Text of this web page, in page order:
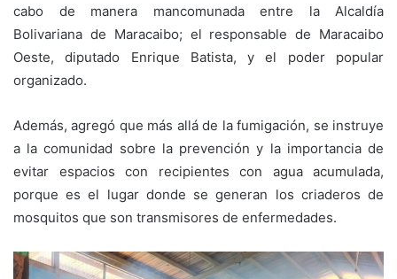
cabo de manera mancomunada entre la Alcaldía
Bolivariana de Maracaibo; el responsable de Maracaibo
Oeste, diputado Enrique Batista, y el poder popular
organizado.
Además, agregó que más allá de la fumigación, se instruye
a la comunidad sobre la prevención y la importancia de
evitar espacios con recipientes con agua acumulada,
porque es el lugar donde se generan los criaderos de
mosquitos que son transmisores de enfermedades.